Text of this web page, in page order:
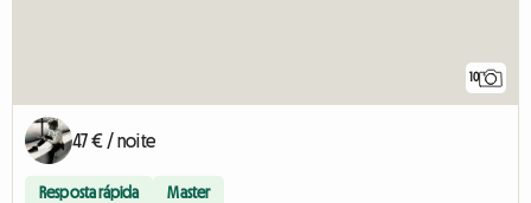
10
47 € / noite
Resposta rápida Master